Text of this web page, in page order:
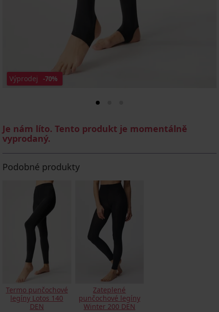
Výprodej -70%
Je nám líto. Tento produkt je momentálně
vyprodaný.
Podobné produkty
Termo punčochové
legíny Lotos 140
DEN
Zateplené
punčochové legíny
Winter 200 DEN